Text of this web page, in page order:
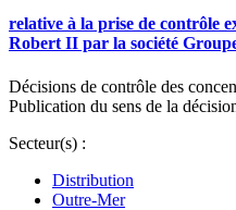
relative à la prise de contrôle
Robert II par la société
Décisions de contrôle des
Publication du sens de la
Secteur(s) :
Distribution
Outre-Mer